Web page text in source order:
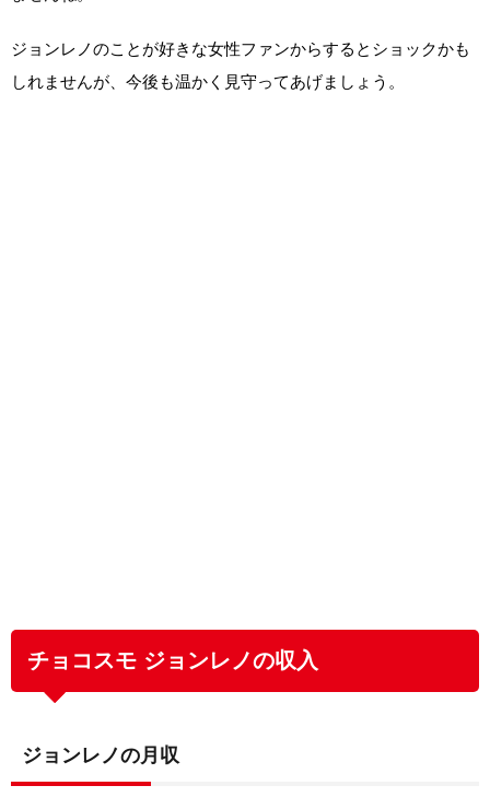
ジョンレノのことが好きな女性ファンからするとショックかも
しれませんが、今後も温かく見守ってあげましょう。
チョコスモ ジョンレノの収入
ジョンレノの月収